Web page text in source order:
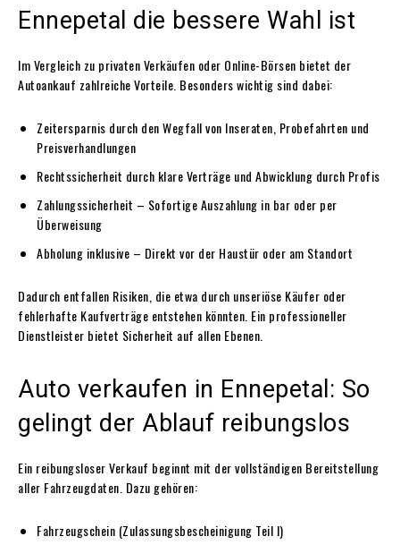
Ennepetal die bessere Wahl ist
Im Vergleich zu privaten Verkäufen oder Online-Börsen bietet der
Autoankauf zahlreiche Vorteile. Besonders wichtig sind dabei:
Zeitersparnis durch den Wegfall von Inseraten, Probefahrten und
Preisverhandlungen
Rechtssicherheit durch klare Verträge und Abwicklung durch Profis
Zahlungssicherheit – Sofortige Auszahlung in bar oder per
Überweisung
Abholung inklusive – Direkt vor der Haustür oder am Standort
Dadurch entfallen Risiken, die etwa durch unseriöse Käufer oder
fehlerhafte Kaufverträge entstehen könnten. Ein professioneller
Dienstleister bietet Sicherheit auf allen Ebenen.
Auto verkaufen in Ennepetal: So
gelingt der Ablauf reibungslos
Ein reibungsloser Verkauf beginnt mit der vollständigen Bereitstellung
aller Fahrzeugdaten. Dazu gehören:
Fahrzeugschein (Zulassungsbescheinigung Teil I)